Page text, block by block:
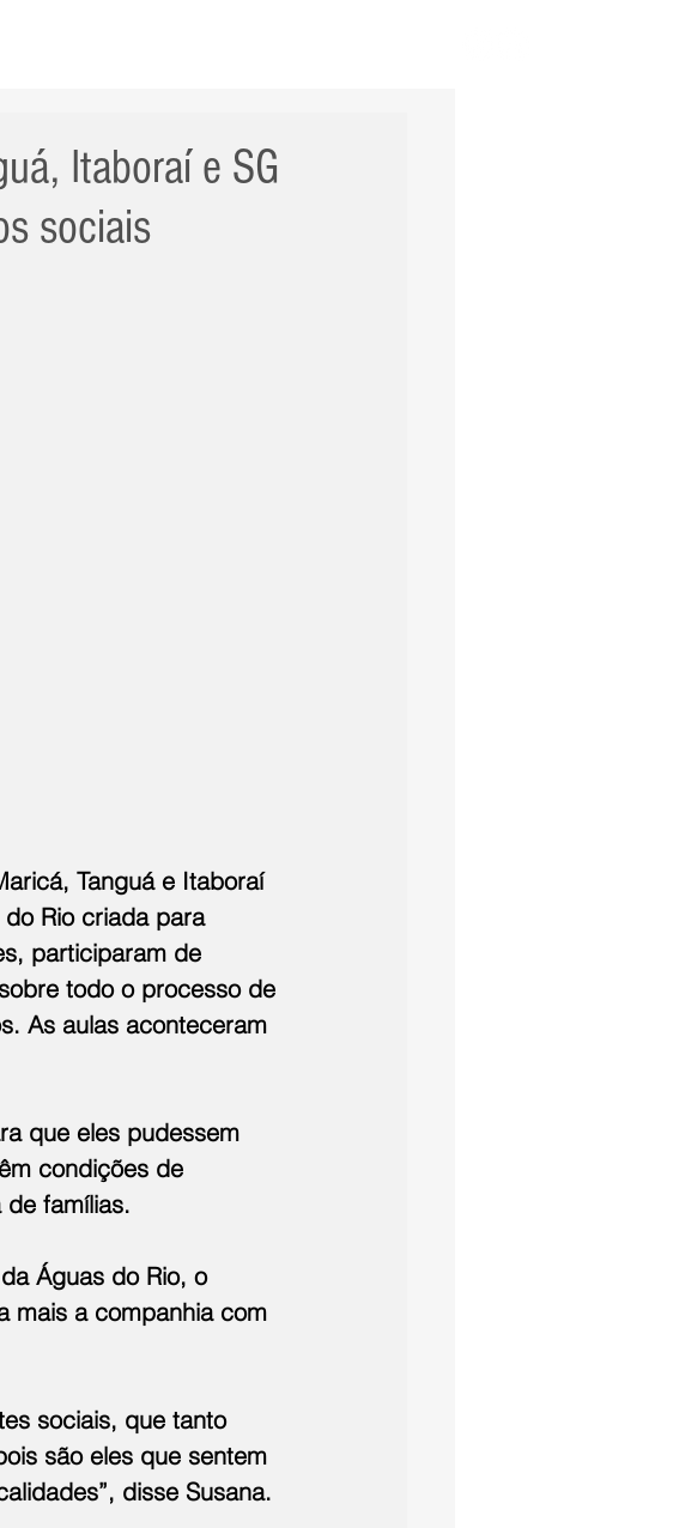
Itaboraí e SG
sociais
Tanguá e Itaboraí
Rio criada para
participaram de
todo o processo de
As aulas aconteceram
que eles pudessem
condições de
famílias.
Águas do Rio, o
mais a companhia com
sociais, que tanto
são eles que sentem
disse Susana.